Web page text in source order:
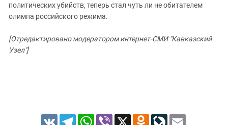
политических убийств, теперь стал чуть ли не обитателем
олимпа российского режима.
[Отредактировано модератором интернет-СМИ "Кавказский
Узел"]
VK TelegramWhatsApp
Viber X Odnoklassniki
LiveJournal
Email